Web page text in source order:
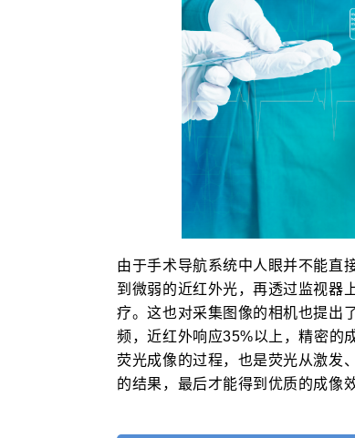
由于手术导航系统中人眼并不能直
到微弱的近红外光，再透过监视器
疗。这也对采集图像的相机也提出
频，近红外响应35%以上，精密的
荧光成像的过程，也是荧光从激发
的结果，最后才能得到优质的成像